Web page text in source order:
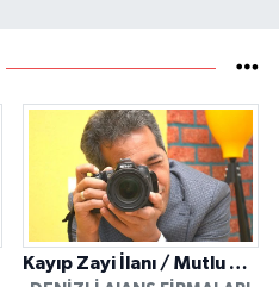
Kayıp Zayi İlanı / Mutlu Ajans / Denizli